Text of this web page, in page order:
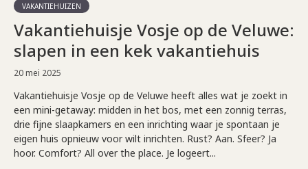
VAKANTIEHUIZEN
Vakantiehuisje Vosje op de Veluwe:
slapen in een kek vakantiehuis
20 mei 2025
Vakantiehuisje Vosje op de Veluwe heeft alles wat je zoekt in
een mini-getaway: midden in het bos, met een zonnig terras,
drie fijne slaapkamers en een inrichting waar je spontaan je
eigen huis opnieuw voor wilt inrichten. Rust? Aan. Sfeer? Ja
hoor. Comfort? All over the place. Je logeert...